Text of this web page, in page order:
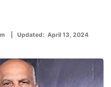
| Updated: April 13, 2024